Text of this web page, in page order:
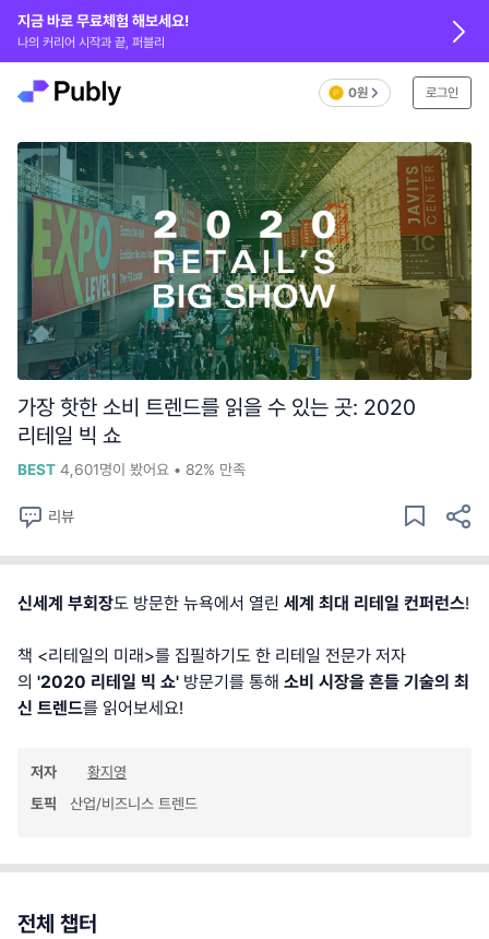
0원 로그인
지금 바로 무료체험 해보세요!
나의 커리어 시작과 끝, 퍼블리
가장 핫한 소비 트렌드를 읽을 수 있는 곳: 2020
리테일 빅 쇼
BEST 4,601명이 봤어요 • 82% 만족
리뷰
신세계 부회장도 방문한 뉴욕에서 열린 세계 최대 리테일 컨퍼런스!
책 <리테일의 미래>를 집필하기도 한 리테일 전문가 저자
의 '2020 리테일 빅 쇼' 방문기를 통해 소비 시장을 흔들 기술의 최
신 트렌드를 읽어보세요!
저자
황지영
토픽
산업/비즈니스 트렌드
전체 챕터